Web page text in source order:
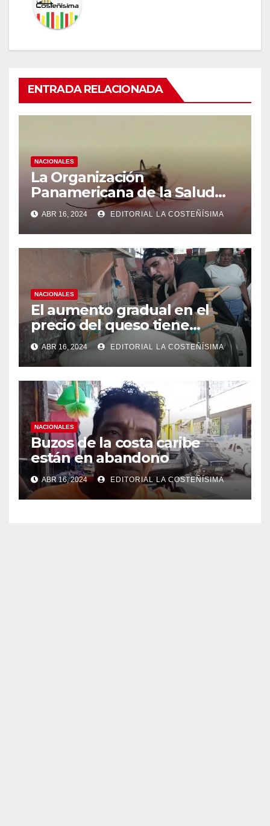
ENTRADA RELACIONADA
NACIONALES
La Organización
Panamericana de la Salud
(OPS), recomienda reforzar
medidas ante el aumento de
casos de dengue
ABR 16, 2024 EDITORIAL LA COSTEÑÍSIMA
NACIONALES
El aumento gradual en el
precio del queso tiene
efectos a las Panaderias
ABR 16, 2024 EDITORIAL LA COSTEÑÍSIMA
NACIONALES
Buzos de la costa caribe
están en abandono
ABR 16, 2024 EDITORIAL LA COSTEÑÍSIMA